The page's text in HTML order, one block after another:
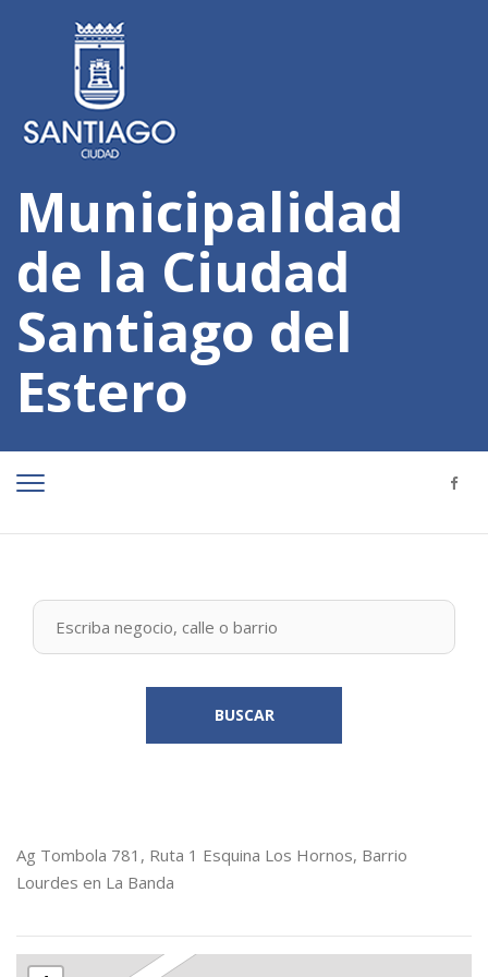
Municipalidad
de la Ciudad
Santiago del
Estero
BUSCAR
Ag Tombola 781, Ruta 1 Esquina Los Hornos, Barrio
Lourdes en La Banda